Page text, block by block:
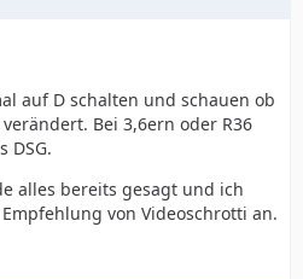
auf D schalten und schauen ob
Bei 3,6ern oder R36
DSG.
alles bereits gesagt und ich
von Videoschrotti an.